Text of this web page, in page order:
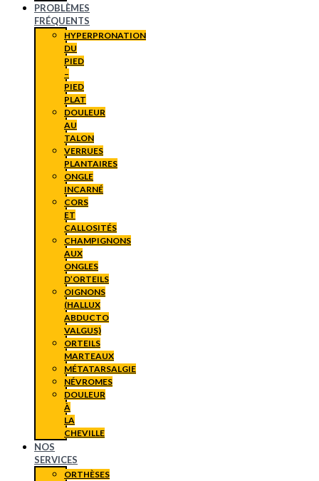
PROBLÈMES
FRÉQUENTS
HYPERPRONATION
DU
PIED
–
PIED
PLAT
DOULEUR
AU
TALON
VERRUES
PLANTAIRES
ONGLE
INCARNÉ
CORS
ET
CALLOSITÉS
CHAMPIGNONS
AUX
ONGLES
D’ORTEILS
OIGNONS
(HALLUX
ABDUCTO
VALGUS)
ORTEILS
MARTEAUX
MÉTATARSALGIE
NÉVROMES
DOULEUR
À
LA
CHEVILLE
NOS
SERVICES
ORTHÈSES